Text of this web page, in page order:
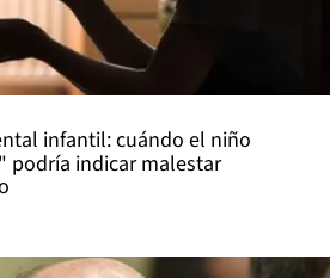
infantil: cuándo el niño
indicar malestar